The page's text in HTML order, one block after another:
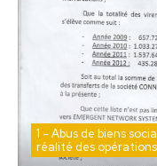
1 - Abus de biens
réalité des opérations